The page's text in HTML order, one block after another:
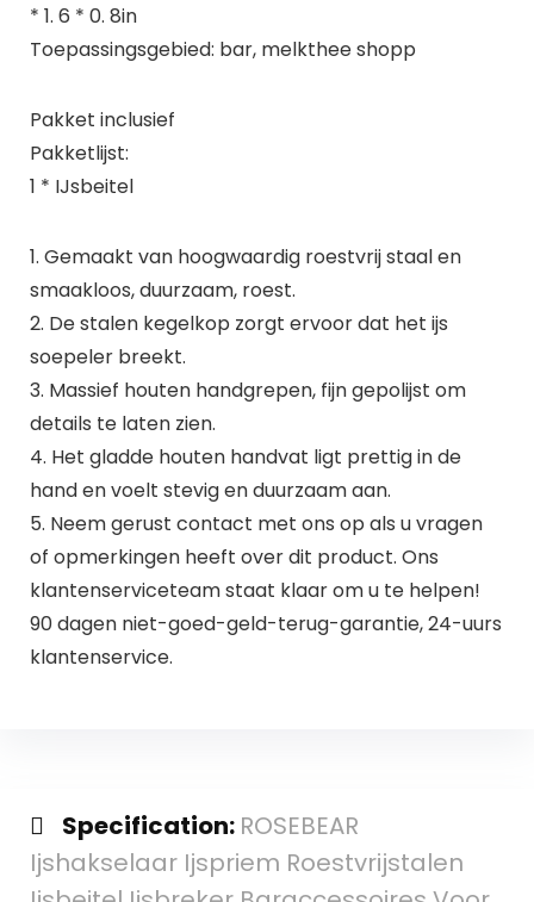
* 1. 6 * 0. 8in
Toepassingsgebied: bar, melkthee shopp
Pakket inclusief
Pakketlijst:
1 * IJsbeitel
1. Gemaakt van hoogwaardig roestvrij staal en
smaakloos, duurzaam, roest.
2. De stalen kegelkop zorgt ervoor dat het ijs
soepeler breekt.
3. Massief houten handgrepen, fijn gepolijst om
details te laten zien.
4. Het gladde houten handvat ligt prettig in de
hand en voelt stevig en duurzaam aan.
5. Neem gerust contact met ons op als u vragen
of opmerkingen heeft over dit product. Ons
klantenserviceteam staat klaar om u te helpen!
90 dagen niet-goed-geld-terug-garantie, 24-uurs
klantenservice.
Specification: ROSEBEAR
Ijshakselaar Ijspriem Roestvrijstalen